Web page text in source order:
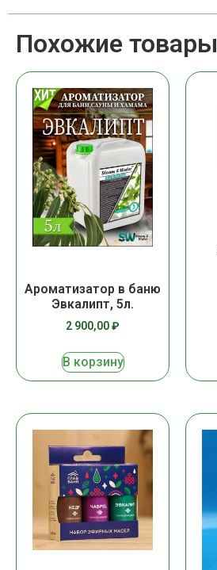
Похожие товары
Ароматизатор в баню
Эвкалипт, 5л.
2 900,00₽
В корзину